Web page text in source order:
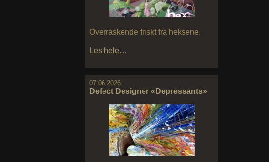
Overraskende friskt fra heksene.
Les hele…
07.06.2026:
Defect Designer «Depressants»